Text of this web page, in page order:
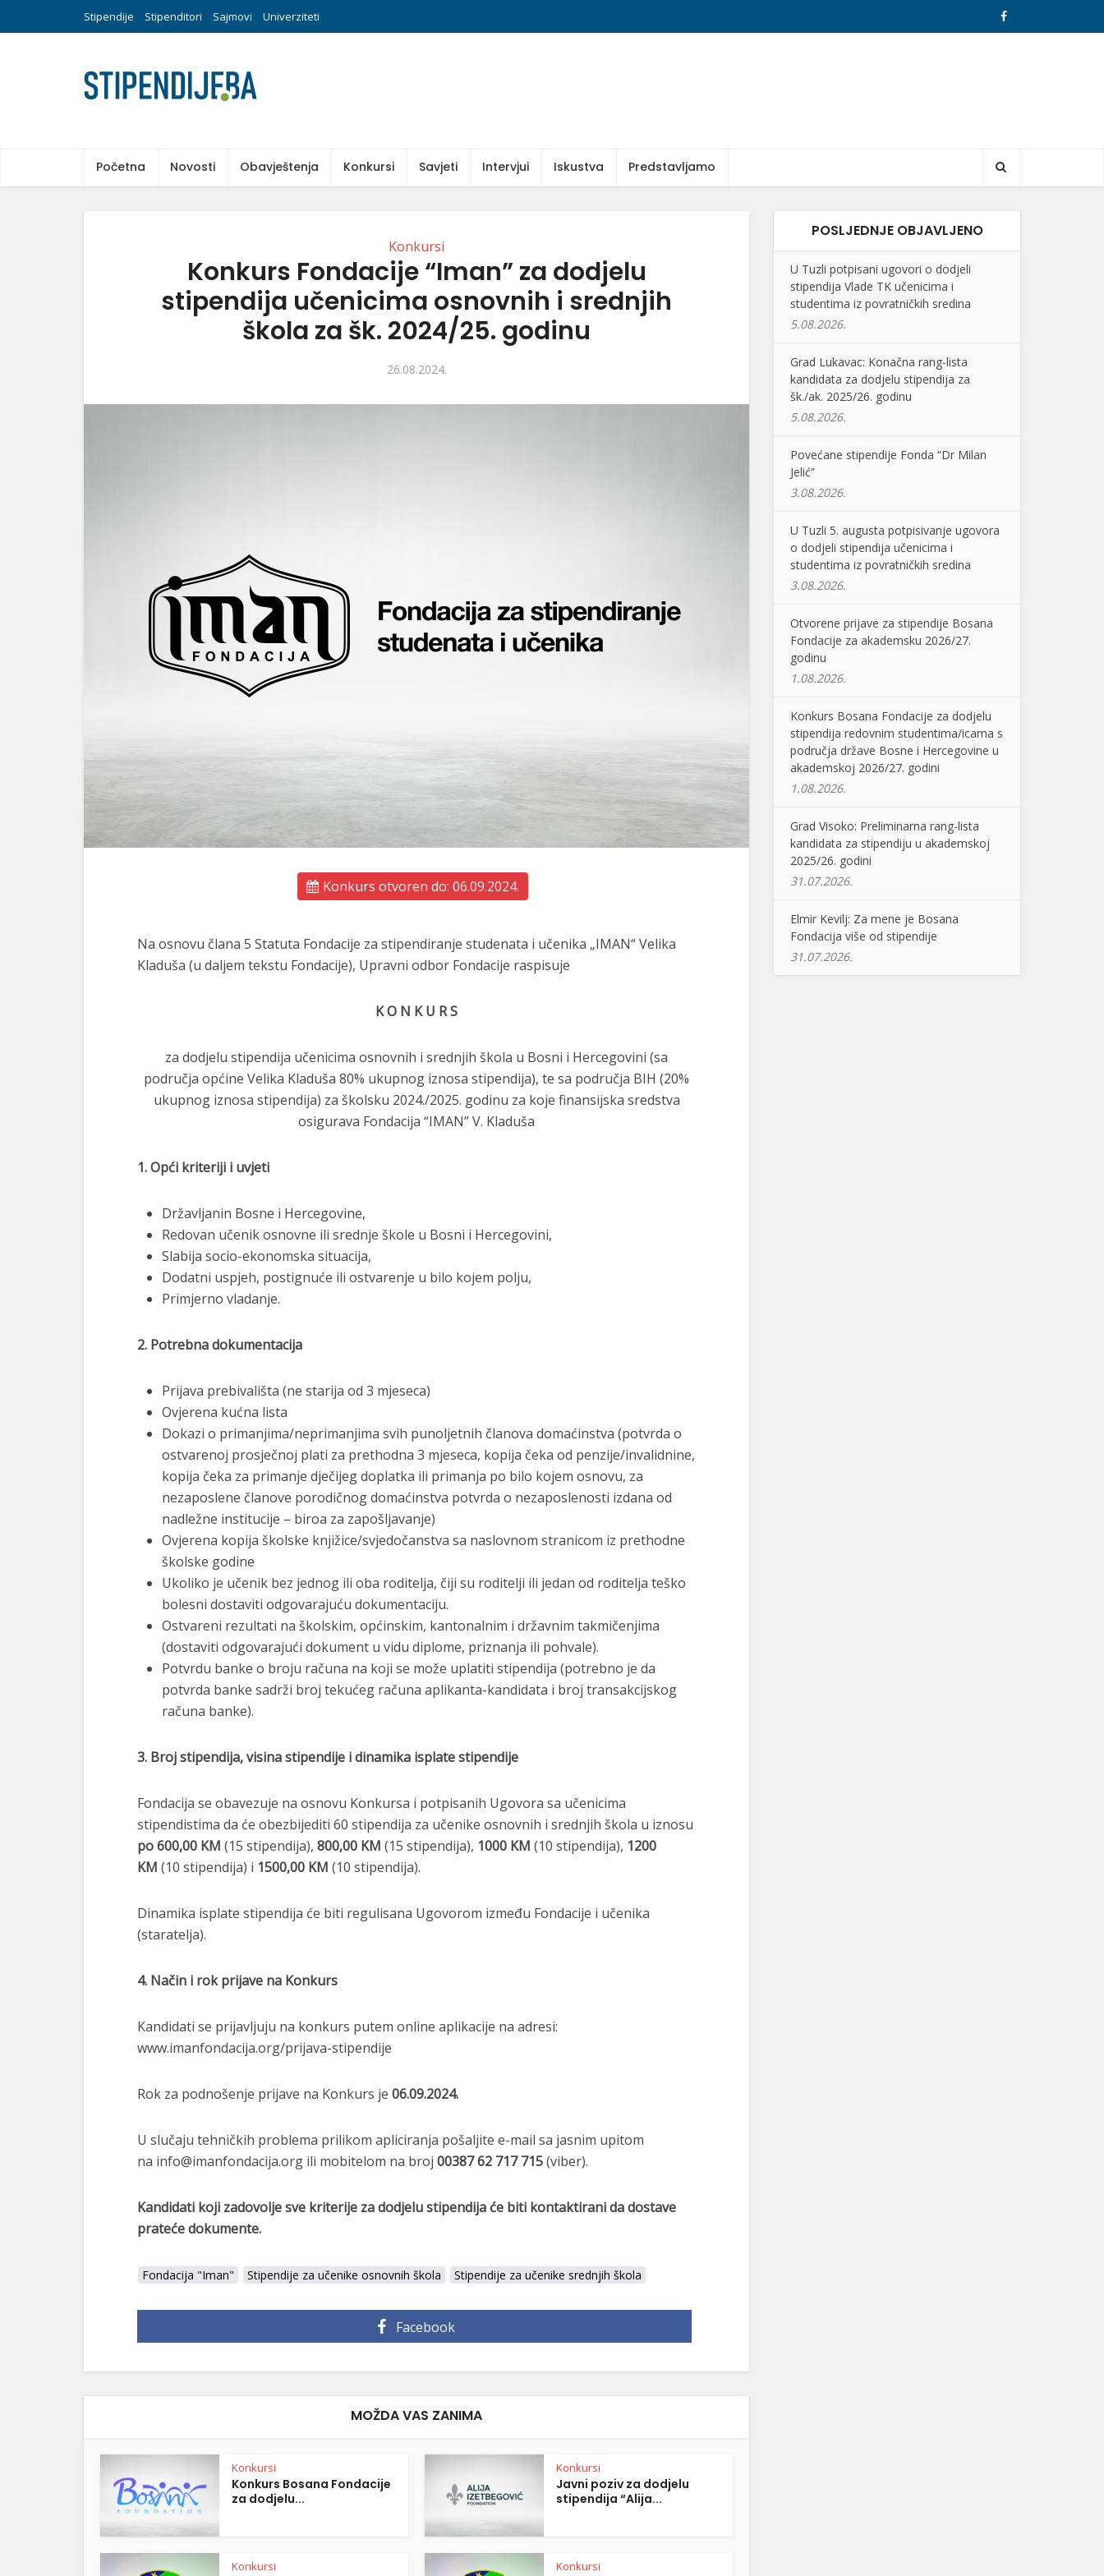
Stipendije Stipenditori Sajmovi Univerziteti
Početna Novosti Obavještenja Konkursi Savjeti Intervjui Iskustva Predstavljamo
Konkursi
Konkurs Fondacije “Iman” za dodjelu
stipendija učenicima osnovnih i srednjih
škola za šk. 2024/25. godinu
26.08.2024.
Konkurs otvoren do: 06.09.2024.
Na osnovu člana 5 Statuta Fondacije za stipendiranje studenata i učenika „IMAN“ Velika
Kladuša (u daljem tekstu Fondacije), Upravni odbor Fondacije raspisuje
K O N K U R S
za dodjelu stipendija učenicima osnovnih i srednjih škola u Bosni i Hercegovini (sa
područja općine Velika Kladuša 80% ukupnog iznosa stipendija), te sa područja BIH (20%
ukupnog iznosa stipendija) za školsku 2024./2025. godinu za koje finansijska sredstva
osigurava Fondacija “IMAN” V. Kladuša
1. Opći kriteriji i uvjeti
Državljanin Bosne i Hercegovine,
Redovan učenik osnovne ili srednje škole u Bosni i Hercegovini,
Slabija socio-ekonomska situacija,
Dodatni uspjeh, postignuće ili ostvarenje u bilo kojem polju,
Primjerno vladanje.
2. Potrebna dokumentacija
Prijava prebivališta (ne starija od 3 mjeseca)
Ovjerena kućna lista
Dokazi o primanjima/neprimanjima svih punoljetnih članova domaćinstva (potvrda o
ostvarenoj prosječnoj plati za prethodna 3 mjeseca, kopija čeka od penzije/invalidnine,
kopija čeka za primanje dječijeg doplatka ili primanja po bilo kojem osnovu, za
nezaposlene članove porodičnog domaćinstva potvrda o nezaposlenosti izdana od
nadležne institucije – biroa za zapošljavanje)
Ovjerena kopija školske knjižice/svjedočanstva sa naslovnom stranicom iz prethodne
školske godine
Ukoliko je učenik bez jednog ili oba roditelja, čiji su roditelji ili jedan od roditelja teško
bolesni dostaviti odgovarajuću dokumentaciju.
Ostvareni rezultati na školskim, općinskim, kantonalnim i državnim takmičenjima
(dostaviti odgovarajući dokument u vidu diplome, priznanja ili pohvale).
Potvrdu banke o broju računa na koji se može uplatiti stipendija (potrebno je da
potvrda banke sadrži broj tekućeg računa aplikanta-kandidata i broj transakcijskog
računa banke).
3. Broj stipendija, visina stipendije i dinamika isplate stipendije
Fondacija se obavezuje na osnovu Konkursa i potpisanih Ugovora sa učenicima
stipendistima da će obezbijediti 60 stipendija za učenike osnovnih i srednjih škola u iznosu
po 600,00 KM (15 stipendija), 800,00 KM (15 stipendija), 1000 KM (10 stipendija), 1200
KM (10 stipendija) i 1500,00 KM (10 stipendija).
Dinamika isplate stipendija će biti regulisana Ugovorom između Fondacije i učenika
(staratelja).
4. Način i rok prijave na Konkurs
Kandidati se prijavljuju na konkurs putem online aplikacije na adresi:
www.imanfondacija.org/prijava-stipendije
Rok za podnošenje prijave na Konkurs je 06.09.2024.
U slučaju tehničkih problema prilikom apliciranja pošaljite e-mail sa jasnim upitom
na info@imanfondacija.org ili mobitelom na broj 00387 62 717 715(viber).
Kandidati koji zadovolje sve kriterije za dodjelu stipendija će biti kontaktirani da dostave
prateće dokumente.
Fondacija "Iman" Stipendije za učenike osnovnih škola Stipendije za učenike srednjih škola
Facebook
MOŽDA VAS ZANIMA
Konkursi
Konkurs Bosana Fondacije
za dodjelu...
Konkursi
Javni poziv za dodjelu
stipendija “Alija...
Konkursi Konkursi
POSLJEDNJE OBJAVLJENO
U Tuzli potpisani ugovori o dodjeli
stipendija Vlade TK učenicima i
studentima iz povratničkih sredina
5.08.2026.
Grad Lukavac: Konačna rang-lista
kandidata za dodjelu stipendija za
šk./ak. 2025/26. godinu
5.08.2026.
Povećane stipendije Fonda “Dr Milan
Jelić”
3.08.2026.
U Tuzli 5. augusta potpisivanje ugovora
o dodjeli stipendija učenicima i
studentima iz povratničkih sredina
3.08.2026.
Otvorene prijave za stipendije Bosana
Fondacije za akademsku 2026/27.
godinu
1.08.2026.
Konkurs Bosana Fondacije za dodjelu
stipendija redovnim studentima/icama s
područja države Bosne i Hercegovine u
akademskoj 2026/27. godini
1.08.2026.
Grad Visoko: Preliminarna rang-lista
kandidata za stipendiju u akademskoj
2025/26. godini
31.07.2026.
Elmir Kevilj: Za mene je Bosana
Fondacija više od stipendije
31.07.2026.